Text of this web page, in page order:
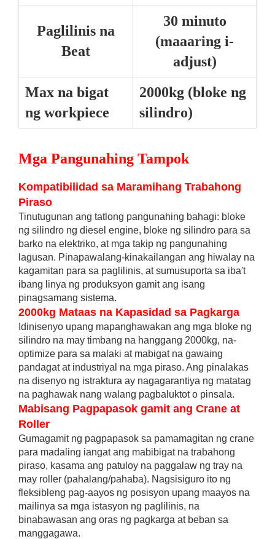
Paglilinis na
Beat
30 minuto
(maaaring i-
adjust)
Max na bigat
ng workpiece
2000kg (bloke ng
silindro)
Mga Pangunahing Tampok
Kompatibilidad sa Maramihang Trabahong
Piraso
Tinutugunan ang tatlong pangunahing bahagi: bloke
ng silindro ng diesel engine, bloke ng silindro para sa
barko na elektriko, at mga takip ng pangunahing
lagusan. Pinapawalang-kinakailangan ang hiwalay na
kagamitan para sa paglilinis, at sumusuporta sa iba't
ibang linya ng produksyon gamit ang isang
pinagsamang sistema.
2000kg Mataas na Kapasidad sa Pagkarga
Idinisenyo upang mapanghawakan ang mga bloke ng
silindro na may timbang na hanggang 2000kg, na-
optimize para sa malaki at mabigat na gawaing
pandagat at industriyal na mga piraso. Ang pinalakas
na disenyo ng istraktura ay nagagarantiya ng matatag
na paghawak nang walang pagbaluktot o pinsala.
Mabisang Pagpapasok gamit ang Crane at
Roller
Gumagamit ng pagpapasok sa pamamagitan ng crane
para madaling iangat ang mabibigat na trabahong
piraso, kasama ang patuloy na paggalaw ng tray na
may roller (pahalang/pahaba). Nagsisiguro ito ng
fleksibleng pag-aayos ng posisyon upang maayos na
mailinya sa mga istasyon ng paglilinis, na
binabawasan ang oras ng pagkarga at beban sa
manggagawa.